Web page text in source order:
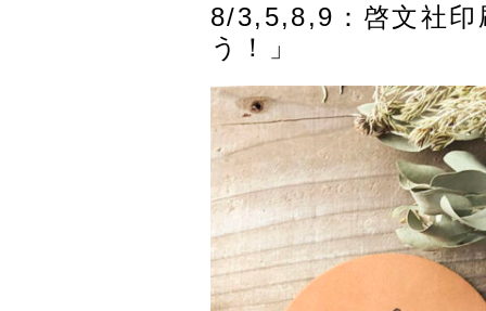
8/3,5,8,9：啓文社
う！」